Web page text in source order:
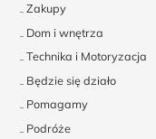
Zakupy
Dom i wnętrza
Technika i Motoryzacja
Będzie się działo
Pomagamy
Podróże